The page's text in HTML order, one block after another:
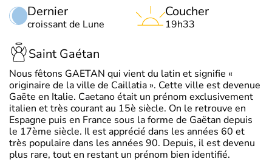
Dernier
croissant de Lune
Coucher
19h33
Saint Gaétan
Nous fêtons GAETAN qui vient du latin et signifie «
originaire de la ville de Caillatia ». Cette ville est devenue
Gaëte en Italie. Caetano était un prénom exclusivement
italien et très courant au 15è siècle. On le retrouve en
Espagne puis en France sous la forme de Gaëtan depuis
le 17ème siècle. Il est apprécié dans les années 60 et
très populaire dans les années 90. Depuis, il est devenu
plus rare, tout en restant un prénom bien identifié.